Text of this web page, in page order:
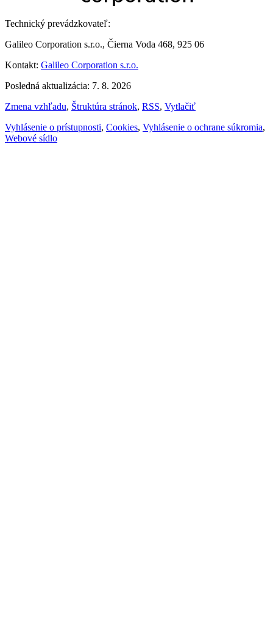
Technický prevádzkovateľ:
Galileo Corporation s.r.o., Čierna Voda 468, 925 06
Kontakt: Galileo Corporation s.r.o.
Posledná aktualizácia: 7. 8. 2026
Zmena vzhľadu, Štruktúra stránok, RSS, Vytlačiť
Vyhlásenie o prístupnosti, Cookies, Vyhlásenie o ochrane súkromia,
Webové sídlo